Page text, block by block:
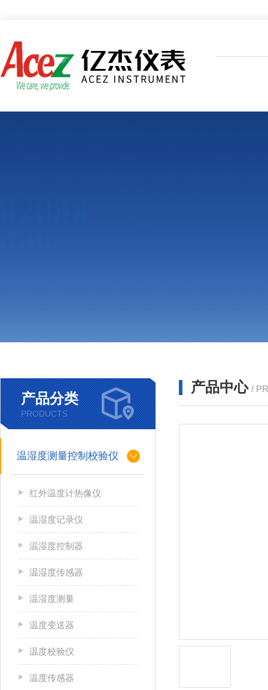
产品中心 /
产品分类
PRODUCTS
温湿度测量控制校验仪
红外温度计热像仪
温湿度记录仪
温湿度控制器
温湿度传感器
温湿度测量
温度变送器
温度校验仪
温度传感器